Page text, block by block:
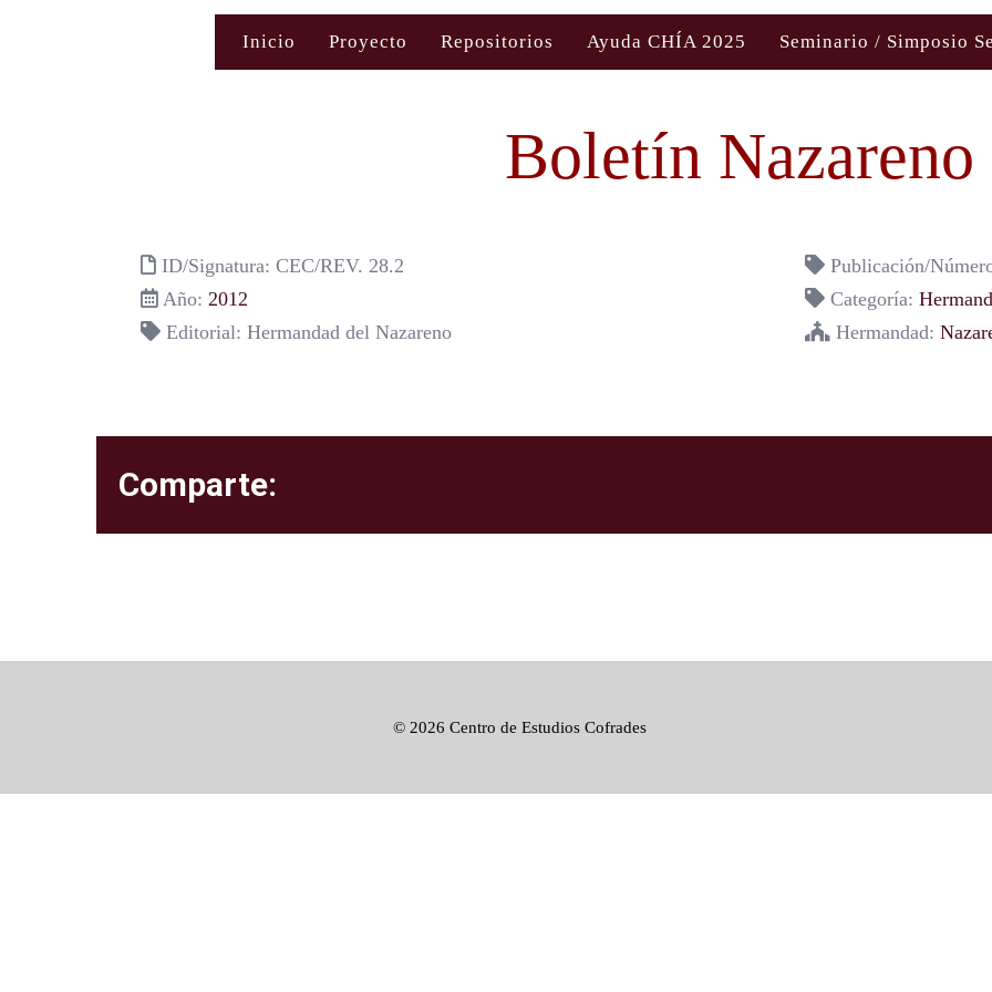
Inicio Proyecto Repositorios Ayuda CHÍA 2025 Seminario / Simposio
Boletín Nazareno
ID/Signatura: CEC/REV. 28.2
Año: 2012
Editorial: Hermandad del Nazareno
Publicación/
Categoría:
Hermandad:
Comparte:
© 2026 Centro de Estudios Cofrades